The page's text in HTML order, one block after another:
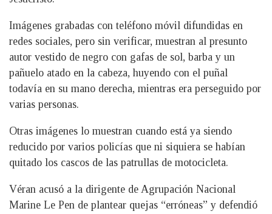
Imágenes grabadas con teléfono móvil difundidas en
redes sociales, pero sin verificar, muestran al presunto
autor vestido de negro con gafas de sol, barba y un
pañuelo atado en la cabeza, huyendo con el puñal
todavía en su mano derecha, mientras era perseguido por
varias personas.
Otras imágenes lo muestran cuando está ya siendo
reducido por varios policías que ni siquiera se habían
quitado los cascos de las patrullas de motocicleta.
Véran acusó a la dirigente de Agrupación Nacional
Marine Le Pen de plantear quejas “erróneas” y defendió